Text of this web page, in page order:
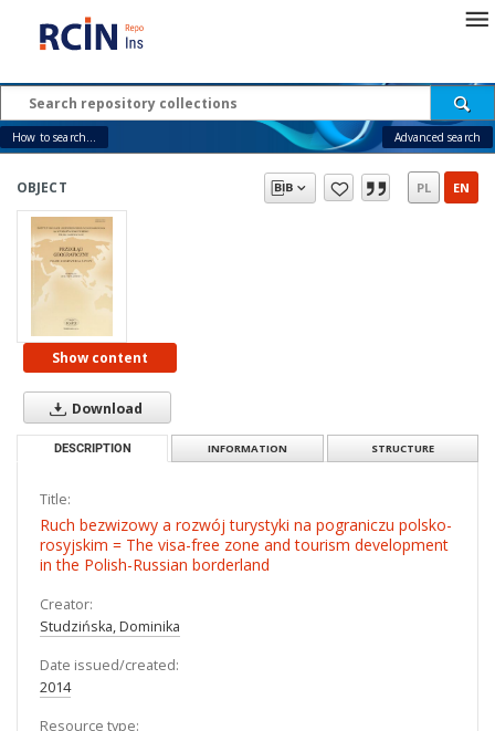
How to search... Advanced search
OBJECT PL EN
Show content
Download
DESCRIPTION INFORMATION STRUCTURE
Title:
Ruch bezwizowy a rozwój turystyki na pograniczu polsko-
rosyjskim = The visa-free zone and tourism development
in the Polish-Russian borderland
Creator:
Studzińska, Dominika
Date issued/created:
2014
Resource type: